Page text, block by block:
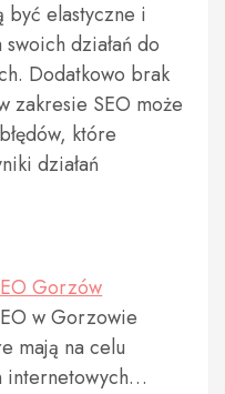
być elastyczne i
działań do
Dodatkowo brak
zakresie SEO może
które
działań
Gorzów
w Gorzowie
mają na celu
internetowych…